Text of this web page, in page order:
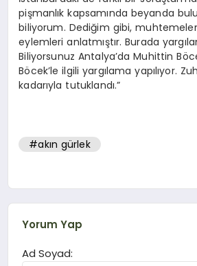
pişmanlık kapsamında beyanda
biliyorum. Dediğim gibi,
eylemleri anlatmıştır. Burada
Biliyorsunuz Antalya’da Muhittin
Böcek’le ilgili yargılama yapılıyor.
kadarıyla tutuklandı.”
#akın gürlek
Yorum Yap
Ad Soyad: